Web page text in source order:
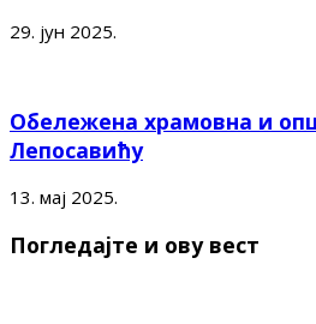
29. јун 2025.
Обележена храмовна и
Лепосавићу
13. мај 2025.
Погледајте и ову вест